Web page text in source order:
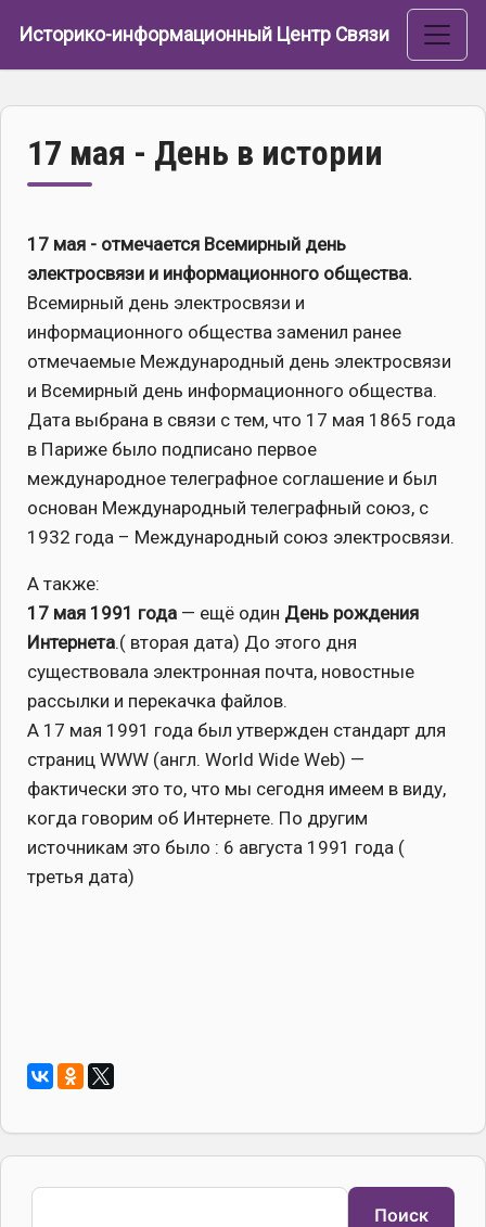
Историко-информационный Центр Связи
17 мая - День в истории
17 мая - отмечается Всемирный день
электросвязи и информационного общества.
Всемирный день электросвязи и
информационного общества заменил ранее
отмечаемые Международный день электросвязи
и Всемирный день информационного общества.
Дата выбрана в связи с тем, что 17 мая 1865 года
в Париже было подписано первое
международное телеграфное соглашение и был
основан Международный телеграфный союз, с
1932 года – Международный союз электросвязи.
А также:
17 мая 1991 года — ещё один День рождения
Интернета.( вторая дата) До этого дня
существовала электронная почта, новостные
рассылки и перекачка файлов.
А 17 мая 1991 года был утвержден стандарт для
страниц WWW (англ. World Wide Web) —
фактически это то, что мы сегодня имеем в виду,
когда говорим об Интернете. По другим
источникам это было : 6 августа 1991 года (
третья дата)
Поиск
Поиск